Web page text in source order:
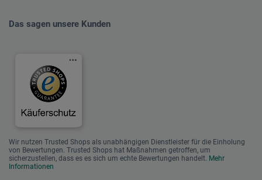
Das sagen unsere Kunden
Wir nutzen Trusted Shops als unabhängigen Dienstleister für die Einholung
von Bewertungen. Trusted Shops hat Maßnahmen getroffen, um
sicherzustellen, dass es es sich um echte Bewertungen handelt. Mehr
Informationen